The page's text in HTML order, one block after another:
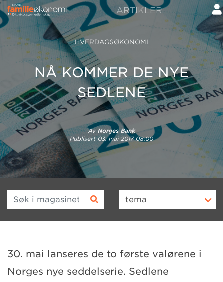
ARTIKLER
HVERDAGSØKONOMI
NÅ KOMMER DE NYE
SEDLENE
Av Norges Bank
Publisert03. mai 2017 08:00
Søk i magasinet tema
30. mai lanseres de to første valørene i
Norges nye seddelserie. Sedlene